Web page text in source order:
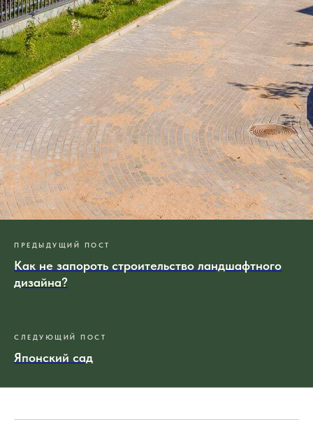
ПРЕДЫДУЩИЙ ПОСТ
Как не запороть строительство ландшафтного
дизайна?
СЛЕДУЮЩИЙ ПОСТ
Японский сад